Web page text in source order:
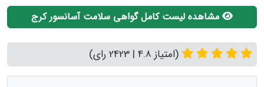
مشاهده لیست کامل گواهی سلامت آسانسور کرج
(امتیاز 4.8 | 2423 رای)